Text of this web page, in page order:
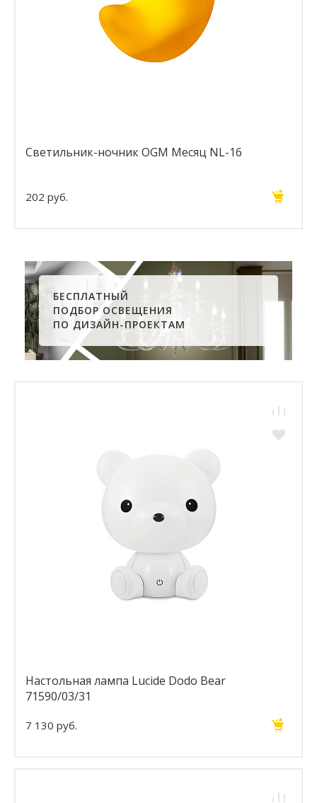
Светильник-ночник OGM Месяц NL-16
202 руб.
БЕСПЛАТНЫЙ
ПОДБОР ОСВЕЩЕНИЯ
ПО ДИЗАЙН-ПРОЕКТАМ
Настольная лампа Lucide Dodo Bear
71590/03/31
7 130 руб.